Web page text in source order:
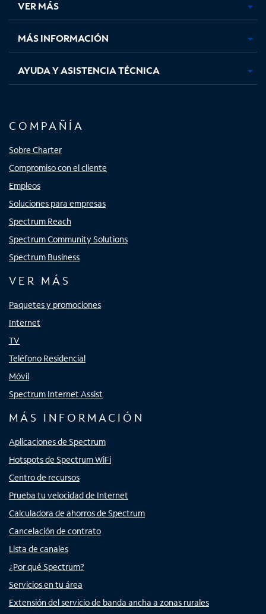
pestaña
nueva
pestaña
nueva
pestaña
nuevanueva
VER MÁS
MÁS INFORMACIÓN
AYUDA Y ASISTENCIA TÉCNICA
COMPAÑÍA
Sobre Charter
Compromiso con el cliente
Empleos
Soluciones para empresas
Spectrum Reach
Spectrum Community Solutions
Spectrum Business
VER MÁS
Paquetes y promociones
Internet
TV
Teléfono Residencial
Móvil
Spectrum Internet Assist
MÁS INFORMACIÓN
Aplicaciones de Spectrum
Hotspots de Spectrum WiFi
Centro de recursos
Prueba tu velocidad de Internet
Calculadora de ahorros de Spectrum
Cancelación de contrato
Lista de canales
¿Por qué Spectrum?
Servicios en tu área
Extensión del servicio de banda ancha a zonas rurales